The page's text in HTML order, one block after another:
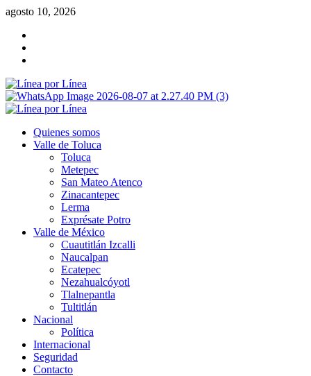
Saltar
contenido
agosto 10, 2026
Menú
Quienes somos
Valle de Toluca
Toluca
Metepec
San Mateo Atenco
Zinacantepec
Lerma
Exprésate Potro
Valle de México
Cuautitlán Izcalli
Naucalpan
Ecatepec
Nezahualcóyotl
Tlalnepantla
Tultitlán
Nacional
Política
Internacional
Seguridad
Contacto